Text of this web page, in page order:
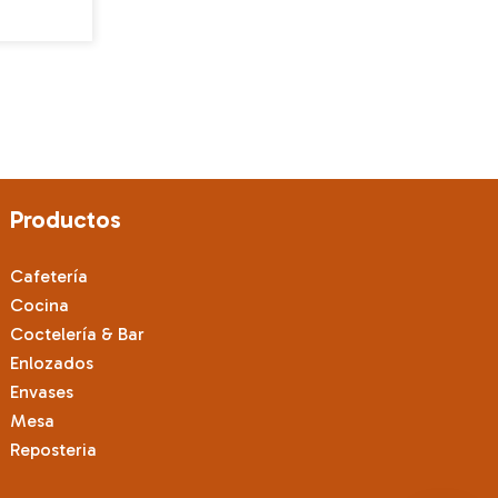
se
elegir
Productos
Cafetería
Cocina
Coctelería & Bar
Enlozados
Envases
Mesa
Reposteria